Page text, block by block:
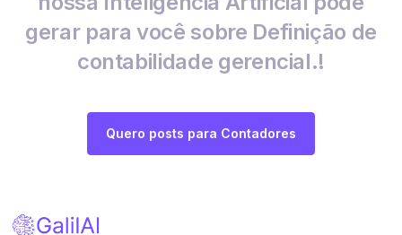
gerar para você sobre Definição de
contabilidade gerencial.!
Quero posts para Contadores